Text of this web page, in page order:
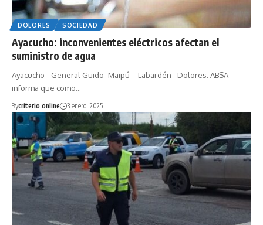
DOLORES SOCIEDAD
Ayacucho: inconvenientes eléctricos afectan el
suministro de agua
Ayacucho –General Guido- Maipú – Labardén - Dolores. ABSA
informa que como…
Bycriterio online 3 enero, 2025